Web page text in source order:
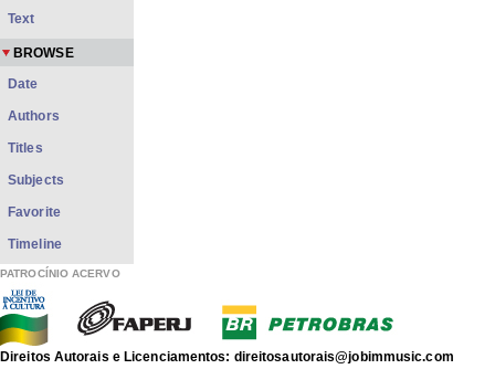
Text
BROWSE
Date
Authors
Titles
Subjects
Favorite
Timeline
PATROCÍNIO ACERVO
Direitos Autorais e Licenciamentos: direitosautorais@jobimmusic.com